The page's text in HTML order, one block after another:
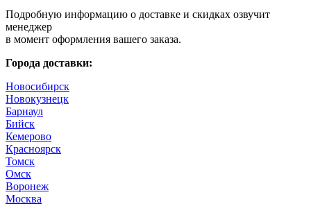
Подробную информацию о доставке и скидках озвучит
менеджер
в момент оформления вашего заказа.
Города доставки:
Новосибирск
Новокузнецк
Барнаул
Бийск
Кемерово
Красноярск
Томск
Омск
Воронеж
Москва